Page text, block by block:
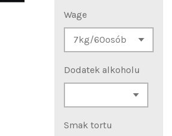
Wage
Dodatek alkoholu
Smak tortu